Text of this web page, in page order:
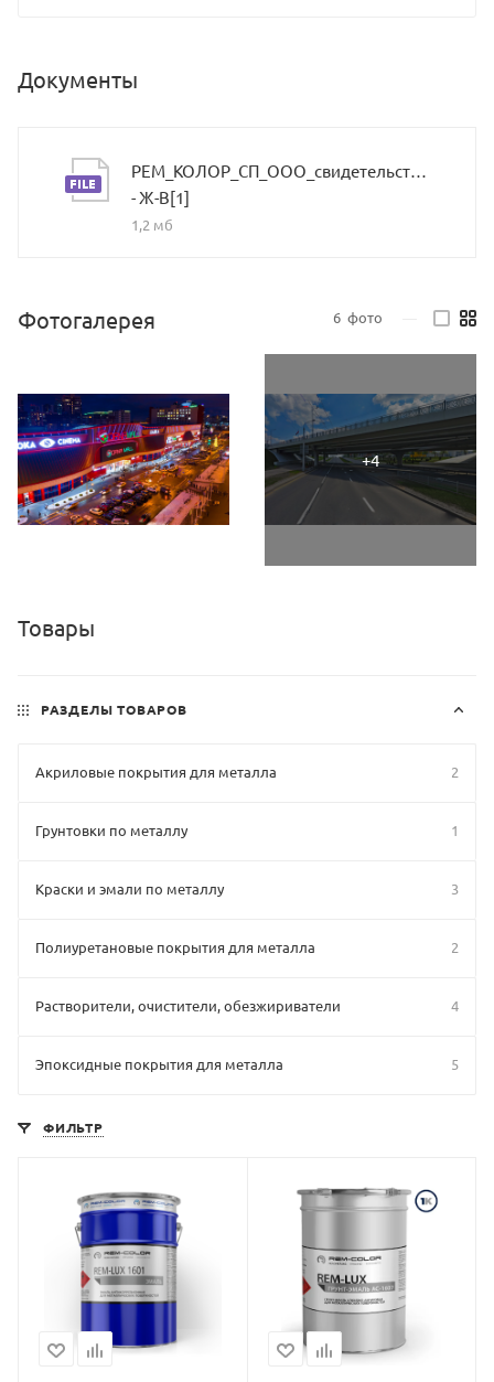
Документы
РЕМ_КОЛОР_СП_ООО_свидетельство_РФ
- Ж-В[1]
1,2 мб
Фотогалерея 6 фото
Товары
РАЗДЕЛЫ ТОВАРОВ
Акриловые покрытия для металла 2
Грунтовки по металлу 1
Краски и эмали по металлу 3
Полиуретановые покрытия для металла 2
Растворители, очистители, обезжириватели 4
Эпоксидные покрытия для металла 5
ФИЛЬТР